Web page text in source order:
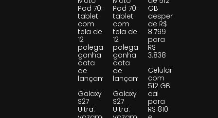
Pad 70:
tablet
com
tela de
12
polegadas
ganha
data
de
lançamento
Galaxy
S27
Ultra:
Pad 70:
tablet
com
tela de
12
polegadas
ganha
data
de
lançamento
Galaxy
S27
Ultra:
GB
despenca
de R$
8.799
para
R$
3.838
Celular
com
512 GB
cai
para
R$ 810